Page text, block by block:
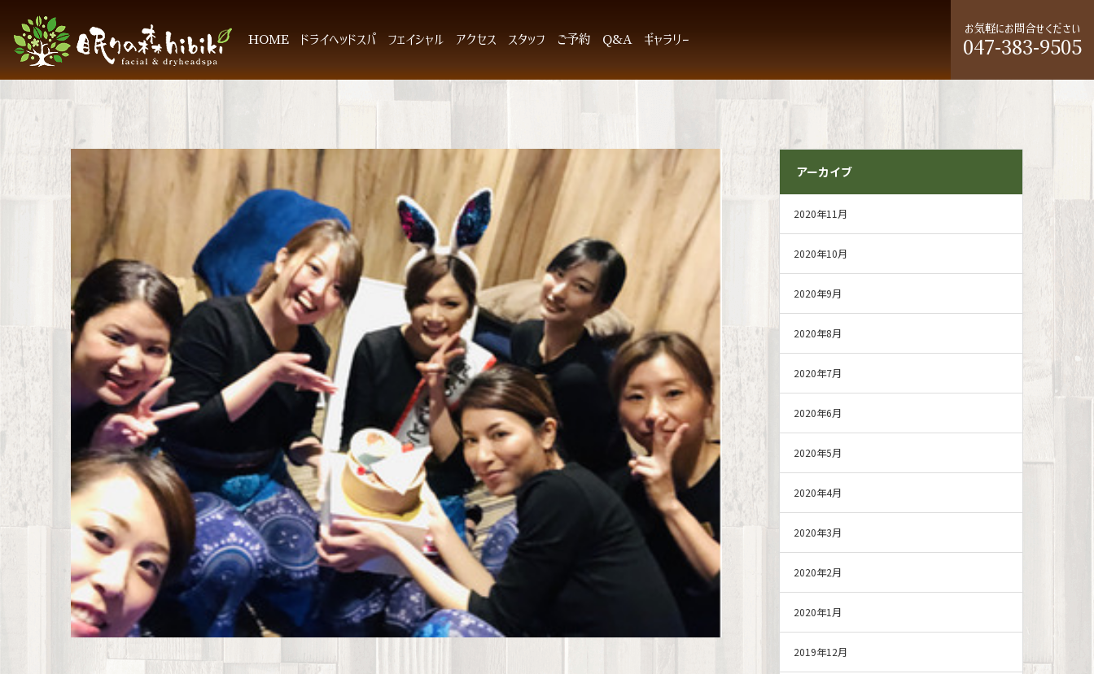
HOME ドライヘッドスパ フェイシャル アクセス スタッフ ご予約 Q&A ギャラリー
お気軽にお問合せください
047-383-9505
アーカイブ
2020年11月
2020年10月
2020年9月
2020年8月
2020年7月
2020年6月
2020年5月
2020年4月
2020年3月
2020年2月
2020年1月
2019年12月